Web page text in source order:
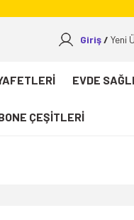
Giriş Yeni
EVDE
ÇEŞİTLERİ